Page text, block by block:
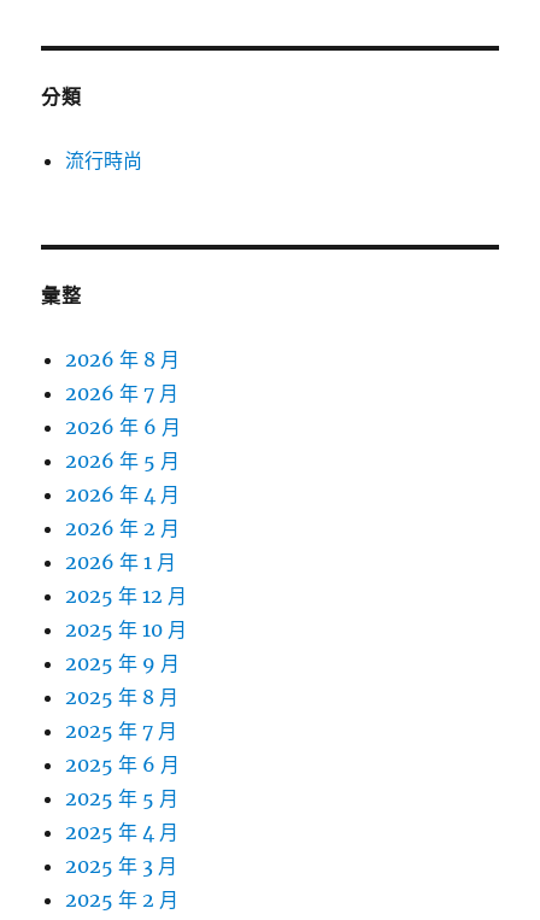
分類
流行時尚
彙整
2026 年 8 月
2026 年 7 月
2026 年 6 月
2026 年 5 月
2026 年 4 月
2026 年 2 月
2026 年 1 月
2025 年 12 月
2025 年 10 月
2025 年 9 月
2025 年 8 月
2025 年 7 月
2025 年 6 月
2025 年 5 月
2025 年 4 月
2025 年 3 月
2025 年 2 月